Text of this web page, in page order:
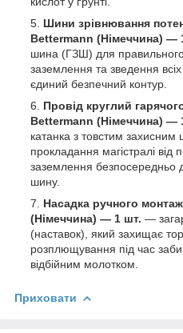
Шини зрівнювання
Bettermann (Німеччина) —
шина (ГЗШ) для правильного
заземлення та зведення
єдиний безпечний контур.
Провід круглий
Bettermann (Німеччина) —
катанка з товстим
прокладання магістралі від
заземлення безпосередньо
шину.
Насадка ручного
(Німеччина) — 1 шт. —
(наставок), який захищає
розплющування під час
відбійним молотком.
Приховати